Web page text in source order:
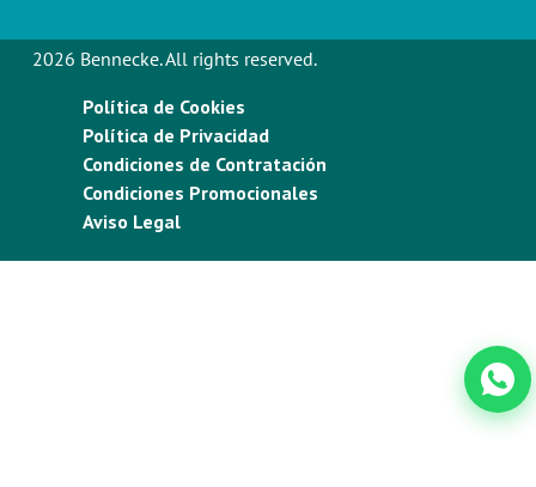
2026 Bennecke. All rights reserved.
Política de Cookies
Política de Privacidad
Condiciones de Contratación
Condiciones Promocionales
Aviso Legal